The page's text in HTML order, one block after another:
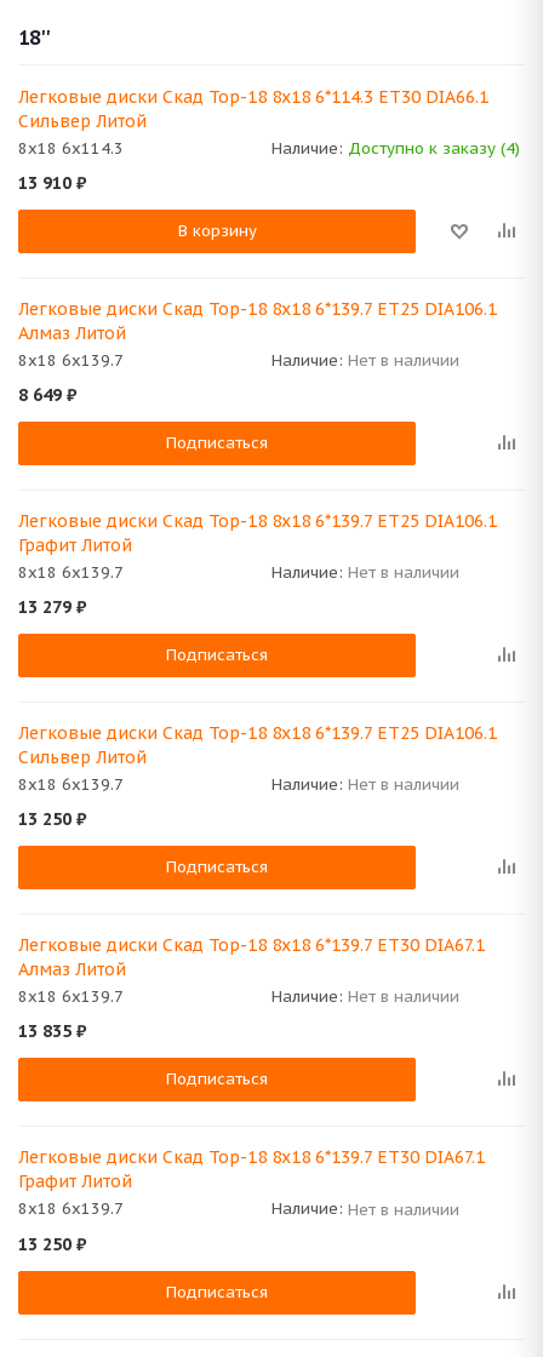
18''
Легковые диски Скад Тор-18 8x18 6*114.3 ET30 DIA66.1
Сильвер Литой
8x18 6x114.3 Наличие: Доступно к заказу (4)
13 910 ₽
В корзину
Легковые диски Скад Тор-18 8x18 6*139.7 ET25 DIA106.1
Алмаз Литой
8x18 6x139.7 Наличие: Нет в наличии
8 649 ₽
Подписаться
Легковые диски Скад Тор-18 8x18 6*139.7 ET25 DIA106.1
Графит Литой
8x18 6x139.7 Наличие: Нет в наличии
13 279 ₽
Подписаться
Легковые диски Скад Тор-18 8x18 6*139.7 ET25 DIA106.1
Сильвер Литой
8x18 6x139.7 Наличие: Нет в наличии
13 250 ₽
Подписаться
Легковые диски Скад Тор-18 8x18 6*139.7 ET30 DIA67.1
Алмаз Литой
8x18 6x139.7 Наличие: Нет в наличии
13 835 ₽
Подписаться
Легковые диски Скад Тор-18 8x18 6*139.7 ET30 DIA67.1
Графит Литой
8x18 6x139.7 Наличие: Нет в наличии
13 250 ₽
Подписаться